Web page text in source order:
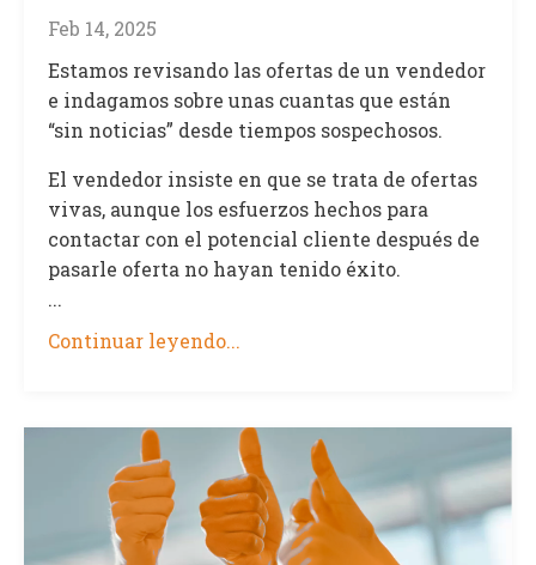
Feb 14, 2025
Estamos revisando las ofertas de un vendedor
e indagamos sobre unas cuantas que están
“sin noticias” desde tiempos sospechosos.
El vendedor insiste en que se trata de ofertas
vivas, aunque los esfuerzos hechos para
contactar con el potencial cliente después de
pasarle oferta no hayan tenido éxito.
...
Continuar leyendo...